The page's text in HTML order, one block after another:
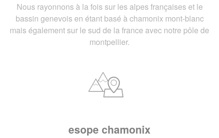
Nous rayonnons à la fois sur les alpes françaises et le
bassin genevois en étant basé à chamonix mont-blanc
mais également sur le sud de la france avec notre pôle de
montpellier.
esope chamonix